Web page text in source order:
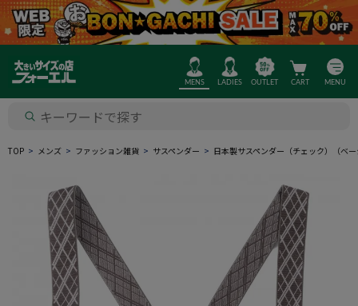
MENS LADIES OUTLET CART MENU
TOP メンズ ファッション雑貨 サスペンダー 日本製サスペンダー（チェック）（ベ